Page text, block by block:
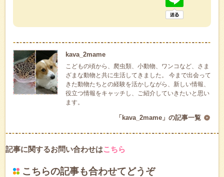
kava_2mame
こどもの頃から、爬虫類、小動物、ワンコなど、さま
ざまな動物と共に生活してきました。 今まで出会って
きた動物たちとの経験を活かしながら、新しい情報、
役立つ情報をキャッチし、ご紹介していきたいと思い
ます。
「kava_2mame」の記事一覧
記事に関するお問い合わせはこちら
こちらの記事も合わせてどうぞ